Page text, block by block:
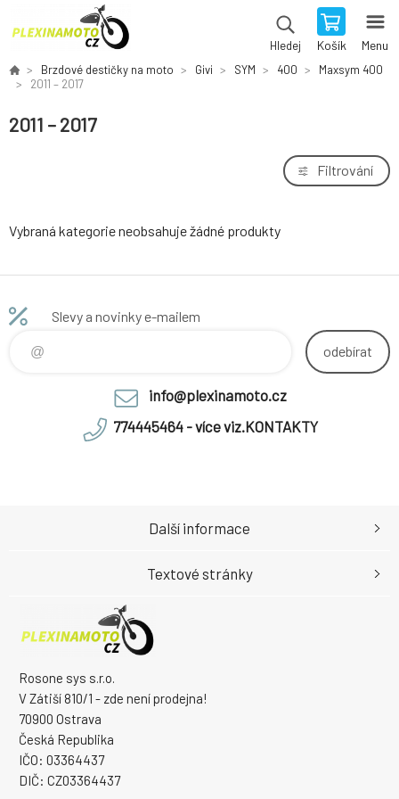
Hledej Košík Menu
Brzdové destičky na moto Givi SYM 400
Maxsym 400
2011 – 2017
2011 – 2017
Filtrování
Vybraná kategorie neobsahuje žádné produkty
Slevy a novinky e-mailem
odebírat
info@plexinamoto.cz
774445464 - více viz.KONTAKTY
Rosone sys s.r.o.
V Zátiší 810/1 - zde není prodejna!
70900 Ostrava
Česká Republika
IČO: 03364437
DIČ: CZ03364437
Další informace
Textové stránky